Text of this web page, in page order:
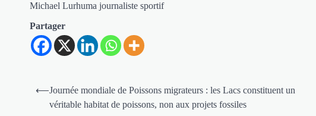
Michael Lurhuma journaliste sportif
Partager
Navigation
⟵Journée mondiale de Poissons migrateurs : les Lacs constituent un
véritable habitat de poissons, non aux projets fossiles